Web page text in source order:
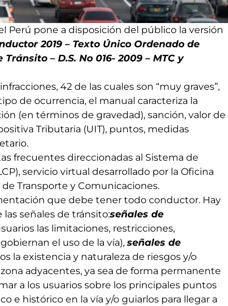
Perú pone a disposición del público la versión
2019 – Texto Único Ordenado de
– D.S. No 016- 2009 – MTC y
42 de las cuales son “muy graves”,
de ocurrencia, el manual caracteriza la
(en términos de gravedad), sanción, valor de
Tributaria (UIT), puntos, medidas
frecuentes direccionadas al Sistema de
servicio virtual desarrollado por la Oficina
Transporte y Comunicaciones.
que debe tener todo conductor. Hay
señales de tránsito:señales de
las limitaciones, restricciones,
el uso de la vía), señales de
la existencia y naturaleza de riesgos y/o
adyacentes, ya sea de forma permanente
a los usuarios sobre los principales puntos
e histórico en la vía y/o guiarlos para llegar a